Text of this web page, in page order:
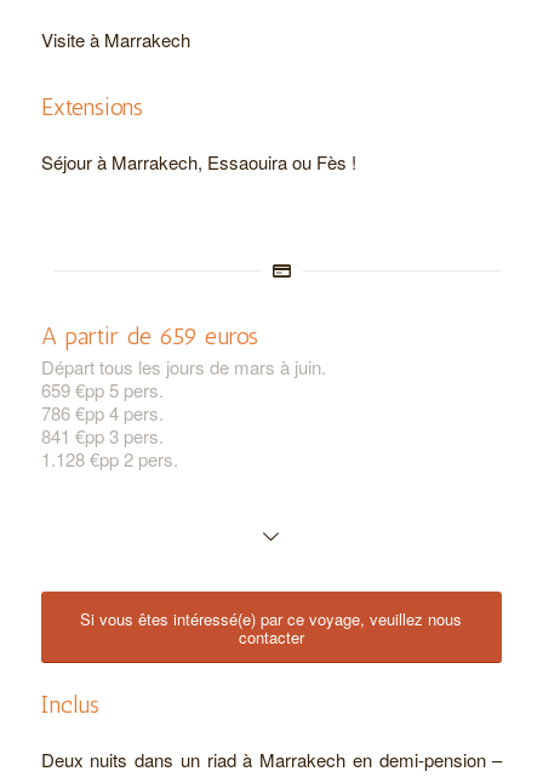
Visite à Marrakech
Extensions
Séjour à Marrakech, Essaouira ou Fès !
A partir de 659 euros
Départ tous les jours de mars à juin.
659 €pp 5 pers.
786 €pp 4 pers.
841 €pp 3 pers.
1.128 €pp 2 pers.
Si vous êtes intéressé(e) par ce voyage, veuillez nous
contacter
Inclus
Deux nuits dans un riad à Marrakech en demi-pension –